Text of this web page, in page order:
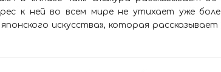
к ней во всем мире не утихает уже
искусства», которая